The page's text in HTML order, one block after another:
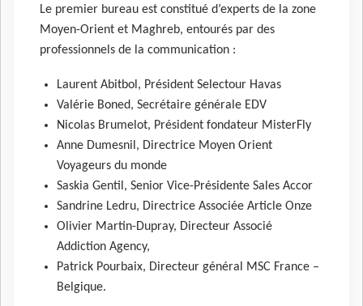
Le premier bureau est constitué d’experts de la zone
Moyen-Orient et Maghreb, entourés par des
professionnels de la communication :
Laurent Abitbol, Président Selectour Havas
Valérie Boned, Secrétaire générale EDV
Nicolas Brumelot, Président fondateur MisterFly
Anne Dumesnil, Directrice Moyen Orient
Voyageurs du monde
Saskia Gentil, Senior Vice-Présidente Sales Accor
Sandrine Ledru, Directrice Associée Article Onze
Olivier Martin-Dupray, Directeur Associé
Addiction Agency,
Patrick Pourbaix, Directeur général MSC France –
Belgique.